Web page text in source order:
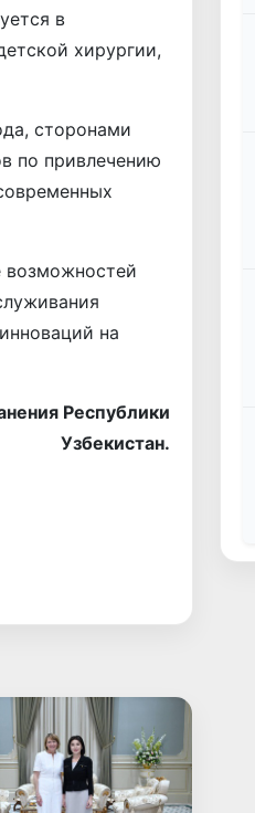
в
хирургии,
сторонами
по привлечению
возможностей
на
Республики
Узбекистан.